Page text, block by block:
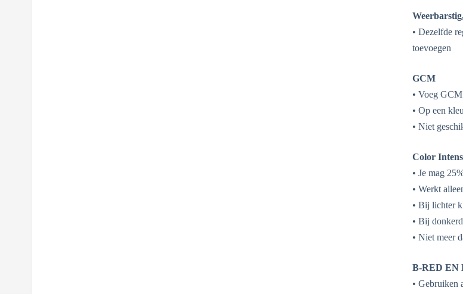
• Dezelfde
toevoegen
GCM
• Voeg
• Op een
• Niet
Color
• Je mag
• Werkt
• Bij lichter
• Bij
• Niet meer
B-RED EN
• Gebruiken